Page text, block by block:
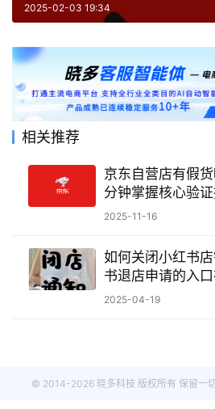
2025-02-03 19:34
相关推荐
京东自营店有假
分钟掌握核心验
2025-11-16
如何关闭小红书
书退店申请的入
关闭与押金退回全
2025-04-19
© 2014-2026 晓多科技 版权所有 保留一